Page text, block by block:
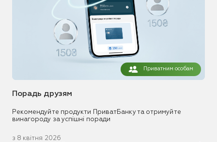
Приватним особам
Порадь друзям
Рекомендуйте продукти ПриватБанку та отримуйте
винагороду за успішні поради
з 8 квітня 2026